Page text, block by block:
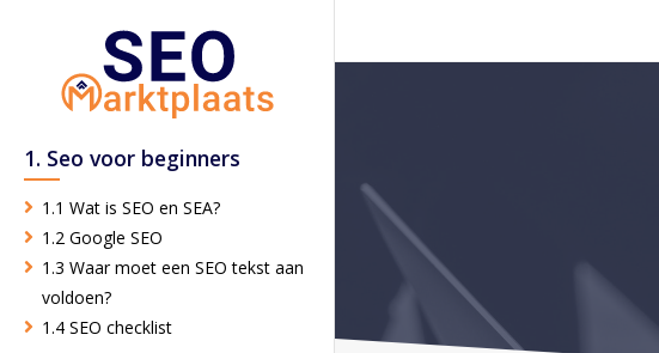
1. Seo voor beginners
1.1 Wat is SEO en SEA?
1.2 Google SEO
1.3 Waar moet een SEO tekst aan
voldoen?
1.4 SEO checklist